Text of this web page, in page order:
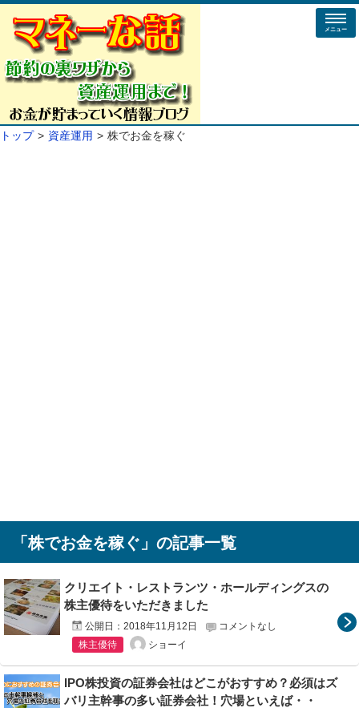
メニュー
トップ 資産運用 株でお金を稼ぐ
「株でお金を稼ぐ 」の記事一覧
クリエイト・レストランツ・ホールディングスの
株主優待をいただきました
公開日： 2018年11月12日
コメントなし
株主優待
ショーイ
IPO株投資の証券会社はどこがおすすめ？必須はズ
バリ主幹事の多い証券会社！穴場といえば・・